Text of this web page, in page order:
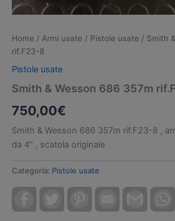
Home / Armi usate / Pistole usate / Smith
rif.F23-8
Pistole usate
Smith & Wesson 686 357m
750,00€
Smith & Wesson 686 357m rif.F23-8 ,
da 4″ , scatola originale
Categoria: Pistole usate
FacebookTwitter Pinterest Email Gmail